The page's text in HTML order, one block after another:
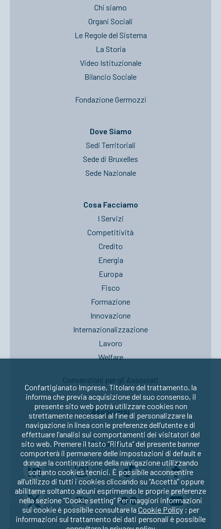
Chi siamo
Organi Sociali
Le Regole del Sistema
La Storia
Video Istituzionale
Bilancio Sociale
Fondazione Germozzi
Dove Siamo
Sedi Territoriali
Sede di Bruxelles
Sede Nazionale
Cosa Facciamo
I Servizi
Competitività
Credito
Energia
Europa
Fisco
Formazione
Innovazione
Internazionalizzazione
Lavoro
Welfare
Convenzioni per gli Associati
Associarsi
Seguici su:
Confartigianato Imprese, Titolare del trattamento, la
informa che previa acquisizione del suo consenso, il
presente sito web potrà utilizzare cookies non
strettamente necessari al fine di personalizzare la
navigazione in linea con le preferenze dell’utente e di
effettuare l’analisi sui comportamenti dei visitatori del
sito web. Premere il tasto “Rifiuta” del presente banner
comporterà il permanere delle impostazioni di default e
dunque la continuazione della navigazione utilizzando
soltanto cookies tecnici. È possibile acconsentire
all’utilizzo di tutti i cookies cliccando su “Accetta” oppure
abilitarne soltanto alcuni esprimendo le proprie preferenze
nella sezione “Cookie setting” Per maggiori informazioni
sui cookie è possibile consultare la Cookie Policy; per
informazioni sul trattamento dei dati personali è possibile